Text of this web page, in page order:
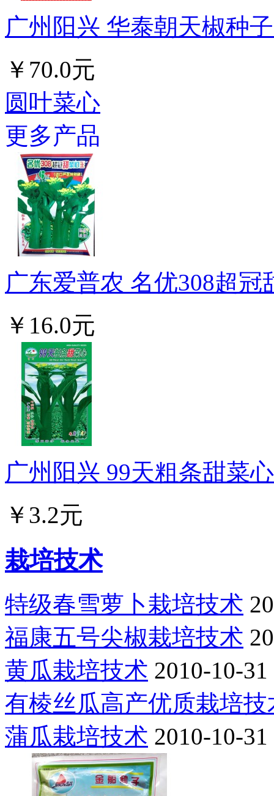
广州阳兴 华泰朝天椒种
￥70.0元
圆叶菜心
更多产品
广东爱普农 名优308超
￥16.0元
广州阳兴 99天粗条甜菜
￥3.2元
栽培技术
特级春雪萝卜栽培技术
福康五号尖椒栽培技术
黄瓜栽培技术 2010-10-31
有棱丝瓜高产优质栽培技
蒲瓜栽培技术 2010-10-31